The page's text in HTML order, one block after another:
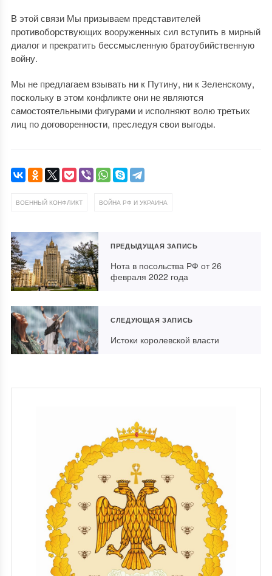
В этой связи Мы призываем представителей
противоборствующих вооруженных сил вступить в мирный
диалог и прекратить бессмысленную братоубийственную
войну.
Мы не предлагаем взывать ни к Путину, ни к Зеленскому,
поскольку в этом конфликте они не являются
самостоятельными фигурами и исполняют волю третьих
лиц по договоренности, преследуя свои выгоды.
ВОЕННЫЙ КОНФЛИКТ ВОЙНА РФ И УКРАИНА
ПРЕДЫДУЩАЯ ЗАПИСЬ
Нота в посольства РФ от 26
февраля 2022 года
СЛЕДУЮЩАЯ ЗАПИСЬ
Истоки королевской власти